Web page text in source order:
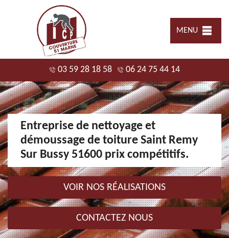
MENU
03 59 28 18 58 06 24 75 44 14
Entreprise de nettoyage et
démoussage de toiture Saint Remy
Sur Bussy 51600 prix compétitifs.
VOIR NOS RÉALISATIONS
CONTACTEZ NOUS